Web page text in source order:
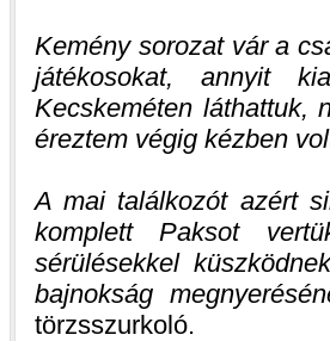
Kemény sorozat vár a
játékosokat, annyit
Kecskeméten láthattuk,
éreztem végig kézben
A mai találkozót azért
komplett Paksot
sérülésekkel
bajnokság
törzsszurkoló.